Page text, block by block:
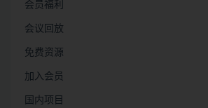
会员福利
会议回放
免费资源
加入会员
国内项目